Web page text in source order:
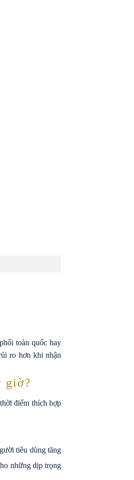
toàn quốc hay
ro hơn khi nhận
giờ?
điểm thích hợp
tiêu dùng tăng
những dịp trọng